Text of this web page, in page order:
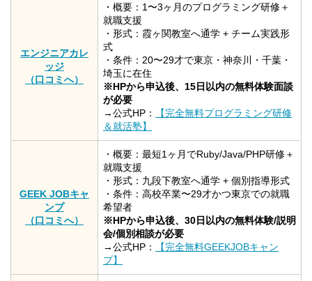
エンジニアカレ
ッジ
（口コミへ）
・概要：1〜3ヶ月のプログラミング研修＋
就職支援
・形式：霞ヶ関教室へ通学 + チーム実践形
式
・条件：20〜29才で東京・神奈川・千葉・
埼玉に在住
※HPから申込後、15日以内の無料体験面談
が必要
→公式HP：
【完全無料プログラミング研修
＆就活塾】
GEEK JOBキャ
ンプ
（口コミへ）
・概要：最短1ヶ月でRuby/Java/PHP研修＋
就職支援
・形式：九段下教室へ通学 + 個別指導形式
・条件：高校卒業〜29才かつ東京での就職
希望者
※HPから申込後、30日以内の無料体験/説明
会/個別相談が必要
→公式HP：
【完全無料GEEKJOBキャン
プ】